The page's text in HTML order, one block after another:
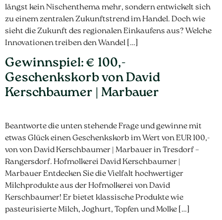
längst kein Nischenthema mehr, sondern entwickelt sich
zu einem zentralen Zukunftstrend im Handel. Doch wie
sieht die Zukunft des regionalen Einkaufens aus? Welche
Innovationen treiben den Wandel […]
Gewinnspiel: € 100,-
Geschenkskorb von David
Kerschbaumer | Marbauer
Beantworte die unten stehende Frage und gewinne mit
etwas Glück einen Geschenkskorb im Wert von EUR 100,-
von von David Kerschbaumer | Marbauer in Tresdorf –
Rangersdorf. Hofmolkerei David Kerschbaumer |
Marbauer Entdecken Sie die Vielfalt hochwertiger
Milchprodukte aus der Hofmolkerei von David
Kerschbaumer! Er bietet klassische Produkte wie
pasteurisierte Milch, Joghurt, Topfen und Molke […]